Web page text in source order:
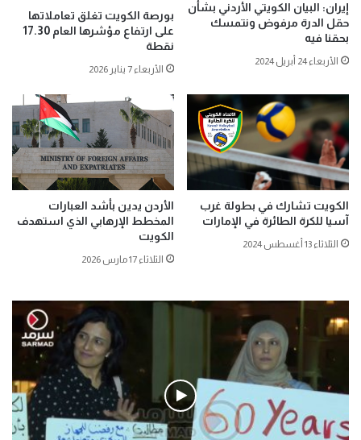
إيران: البيان الكويتي الأردني بشأن
حقل الدرة مرفوض ونتمسك
بحقنا فيه
الأربعاء 24 أبريل 2024
بورصة الكويت تغلق تعاملاتها
على ارتفاع مؤشرها العام 17.30
نقطة
الأربعاء 7 يناير 2026
الكويت تشارك في بطولة غرب
آسيا للكرة الطائرة في الإمارات
الثلاثاء 13 أغسطس 2024
الأردن يدين بأشد العبارات
المخطط الإرهابي الذي استهدف
الكويت
الثلاثاء 17 مارس 2026